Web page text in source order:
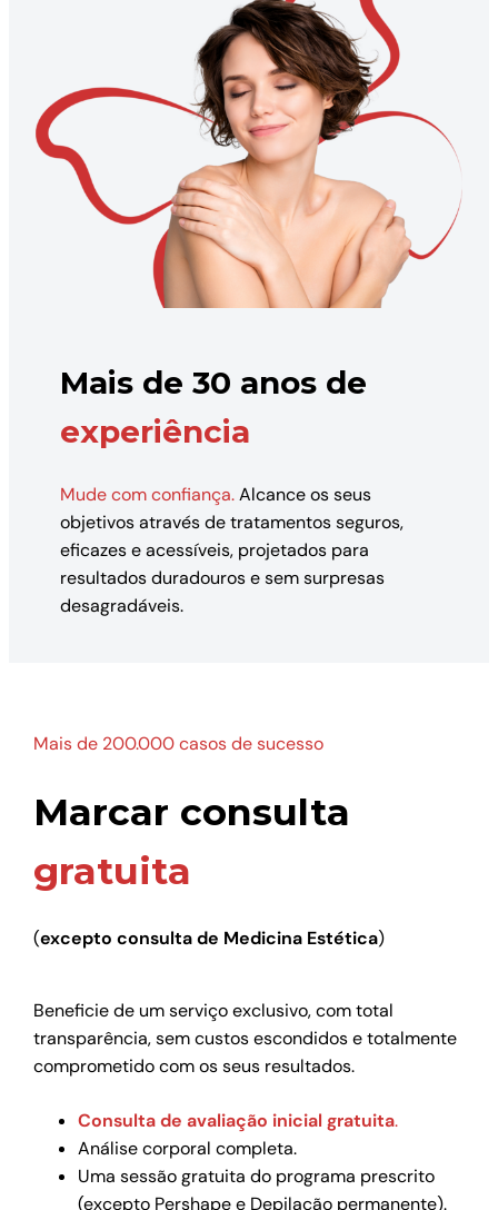
Mais de 30 anos de
experiência
Mude com confiança.Alcance os seus
objetivos através de tratamentos seguros,
eficazes e acessíveis, projetados para
resultados duradouros e sem surpresas
desagradáveis.
Mais de 200.000 casos de sucesso
Marcar consulta
gratuita
(excepto consulta de Medicina Estética)
Beneficie de um serviço exclusivo, com total
transparência, sem custos escondidos e totalmente
comprometido com os seus resultados.
Consulta de avaliação inicial gratuita.
Análise corporal completa.
Uma sessão gratuita do programa prescrito
(excepto Pershape e Depilação permanente).